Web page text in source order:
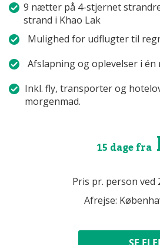
9 nætter på 4-stjernet
strand i Khao Lak
Mulighed for udflugter til
Afslapning og oplevelser i én
Inkl. fly, transporter og
morgenmad.
15 dage fra
Pris pr. person ved
Afrejse: